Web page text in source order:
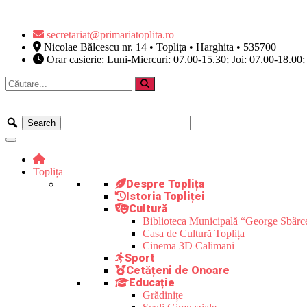
secretariat@primariatoplita.ro
Nicolae Bălcescu nr. 14 • Toplița • Harghita • 535700
Orar casierie: Luni-Miercuri: 07.00-15.30; Joi: 07.00-
Toplița
Despre Toplița
Istoria Topliței
Cultură
Biblioteca Municipală “George
Casa de Cultură Toplița
Cinema 3D Calimani
Sport
Cetățeni de Onoare
Educație
Grădinițe